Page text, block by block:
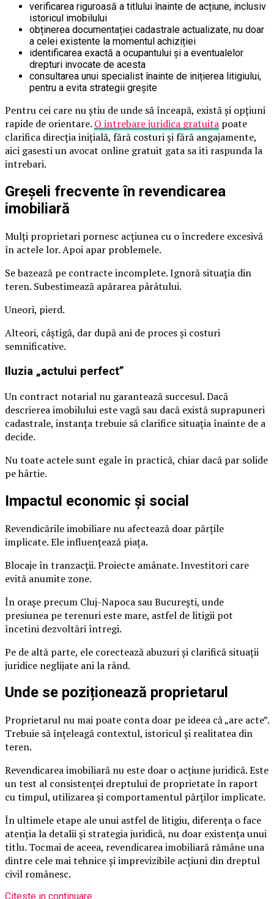
verificarea riguroasă a titlului înainte de acțiune, inclusiv
istoricul imobilului
obținerea documentației cadastrale actualizate, nu doar
a celei existente la momentul achiziției
identificarea exactă a ocupantului și a eventualelor
drepturi invocate de acesta
consultarea unui specialist înainte de inițierea litigiului,
pentru a evita strategii greșite
Pentru cei care nu știu de unde să înceapă, există și opțiuni
rapide de orientare. O intrebare juridica gratuita poate
clarifica direcția inițială, fără costuri și fără angajamente,
aici gasesti un avocat online gratuit gata sa iti raspunda la
intrebari.
Greșeli frecvente în revendicarea
imobiliară
Mulți proprietari pornesc acțiunea cu o încredere excesivă
în actele lor. Apoi apar problemele.
Se bazează pe contracte incomplete. Ignoră situația din
teren. Subestimează apărarea pârâtului.
Uneori, pierd.
Alteori, câștigă, dar după ani de proces și costuri
semnificative.
Iluzia „actului perfect”
Un contract notarial nu garantează succesul. Dacă
descrierea imobilului este vagă sau dacă există suprapuneri
cadastrale, instanța trebuie să clarifice situația înainte de a
decide.
Nu toate actele sunt egale în practică, chiar dacă par solide
pe hârtie.
Impactul economic și social
Revendicările imobiliare nu afectează doar părțile
implicate. Ele influențează piața.
Blocaje în tranzacții. Proiecte amânate. Investitori care
evită anumite zone.
În orașe precum Cluj-Napoca sau București, unde
presiunea pe terenuri este mare, astfel de litigii pot
încetini dezvoltări întregi.
Pe de altă parte, ele corectează abuzuri și clarifică situații
juridice neglijate ani la rând.
Unde se poziționează proprietarul
Proprietarul nu mai poate conta doar pe ideea că „are acte”.
Trebuie să înțeleagă contextul, istoricul și realitatea din
teren.
Revendicarea imobiliară nu este doar o acțiune juridică. Este
un test al consistenței dreptului de proprietate în raport
cu timpul, utilizarea și comportamentul părților implicate.
În ultimele etape ale unui astfel de litigiu, diferența o face
atenția la detalii și strategia juridică, nu doar existența unui
titlu. Tocmai de aceea, revendicarea imobiliară rămâne una
dintre cele mai tehnice și imprevizibile acțiuni din dreptul
civil românesc.
Citeste in continuare